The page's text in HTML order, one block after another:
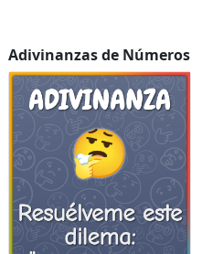
Adivinanzas de Números